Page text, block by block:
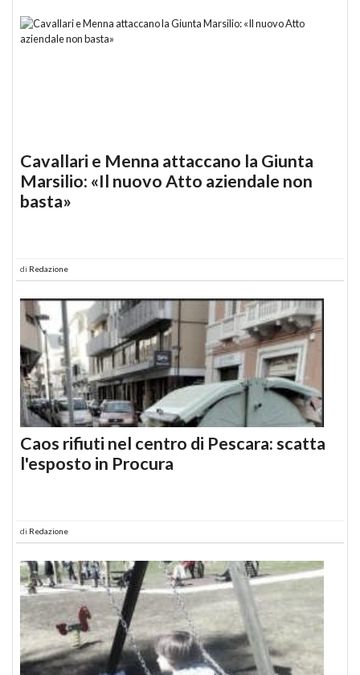
Cavallari e Menna attaccano la Giunta
Marsilio: «Il nuovo Atto aziendale non
basta»
di Redazione
Caos rifiuti nel centro di Pescara: scatta
l'esposto in Procura
di Redazione